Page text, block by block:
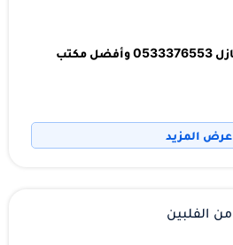
عاملة منزلية فلبينية للتنازل 0533376553 وأفضل مكتب
عرض المزيد